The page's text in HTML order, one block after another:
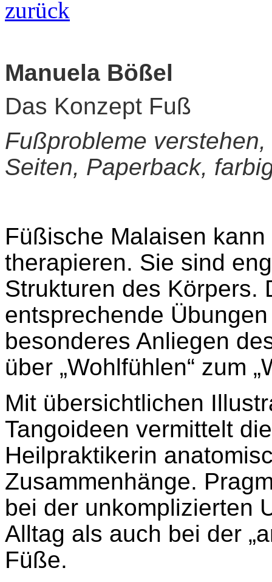
zurück
Manuela Bößel
Das Konzept Fuß
Fußprobleme
Seiten, Paperback,
Füßische Malaisen
therapieren. Sie sind
Strukturen des Körpers.
entsprechende
besonderes Anliegen
über „Wohlfühlen“ zum
Mit übersichtlichen
Tangoideen vermittelt
Heilpraktikerin
Zusammenhänge.
bei der unkomplizierten
Alltag als auch bei der
Füße.